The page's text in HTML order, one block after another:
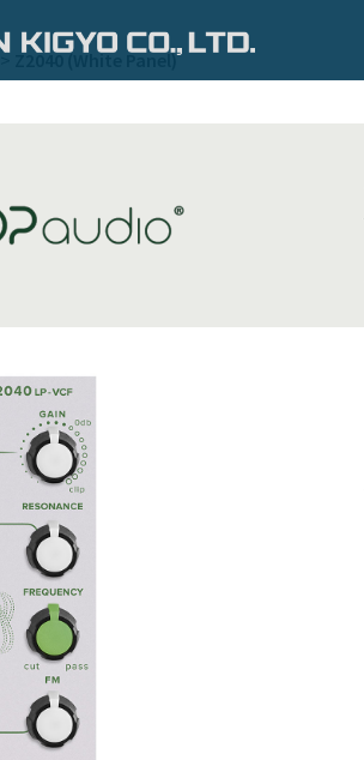
> Z2040 (White Panel)